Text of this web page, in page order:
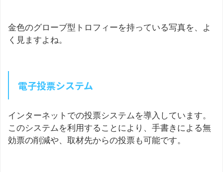
金色のグローブ型トロフィーを持っている写真を、よ
く見ますよね。
電子投票システム
インターネットでの投票システムを導入しています。
このシステムを利用することにより、手書きによる無
効票の削減や、取材先からの投票も可能です。